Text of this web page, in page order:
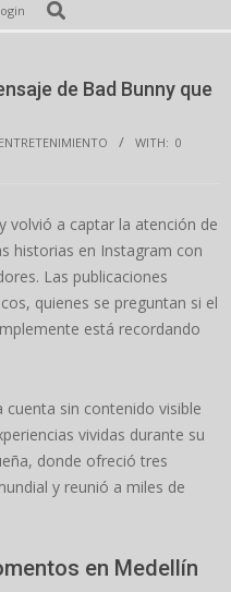
Search
de Bad Bunny que
ENTRETENIMIENTO WITH: 0
volvió a captar la atención de
historias en Instagram con
Las publicaciones
quienes se preguntan si el
está recordando
cuenta sin contenido visible
vividas durante su
donde ofreció tres
y reunió a miles de
en Medellín